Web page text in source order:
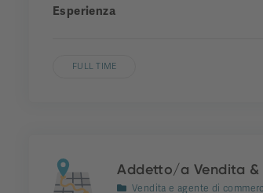
Esperienza
FULL TIME
Addetto/a Vendita
Vendita e agente di